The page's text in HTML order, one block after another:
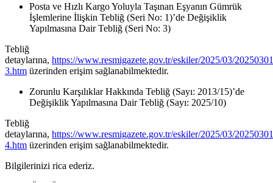
Posta ve Hızlı Kargo Yoluyla Taşınan Eşyanın Gümrük
İşlemlerine İlişkin Tebliğ (Seri No: 1)’de Değişiklik
Yapılmasına Dair Tebliğ (Seri No: 3)
Tebliğ
detaylarına, https://www.resmigazete.gov.tr/eskiler/2025/03/
3.htm üzerinden erişim sağlanabilmektedir.
Zorunlu Karşılıklar Hakkında Tebliğ (Sayı: 2013/15)’de
Değişiklik Yapılmasına Dair Tebliğ (Sayı: 2025/10)
Tebliğ
detaylarına, https://www.resmigazete.gov.tr/eskiler/2025/03/
4.htm üzerinden erişim sağlanabilmektedir.
Bilgilerinizi rica ederiz.